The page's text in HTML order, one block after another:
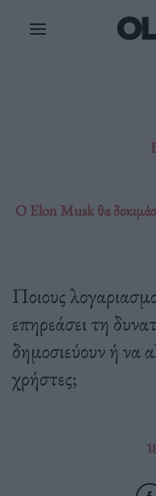
Ο Elon Musk θα
Ποιους
επηρεάσει τη
δημοσιεύουν ή να
χρήστες;